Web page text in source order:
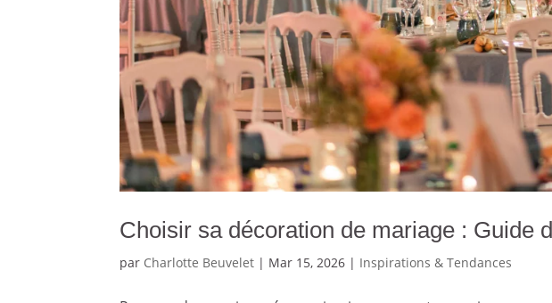
Choisir sa décoration de mariage : Guide
par Charlotte Beuvelet | Mar 15, 2026 | Inspirations & Tendances